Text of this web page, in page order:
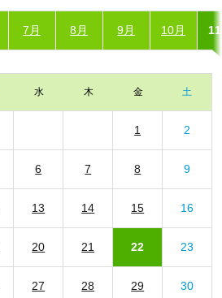
7月 8月 9月 10月
水 木 金 土
1 2
6 7 8 9
13 14 15 16
20 21 22 23
27 28 29 30